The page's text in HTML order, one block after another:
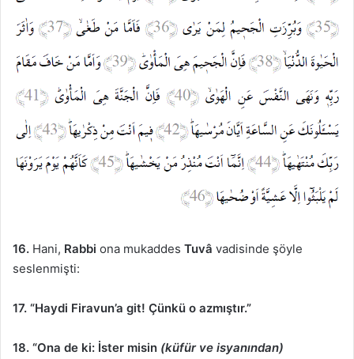
16. Hani, Rabbi ona mukaddes Tuvâ vadisinde şöyle
seslenmişti:
17. “Haydi Firavun’a git! Çünkü o azmıştır.”
18. “Ona de ki: İster misin (küfür ve isyanından)